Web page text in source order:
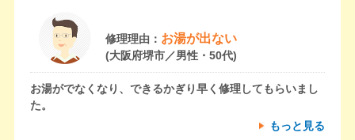
修理理由： お湯が出ない
(大阪府堺市／男性・50代)
お湯がでなくなり、できるかぎり早く修理してもらいまし
た。
もっと見る